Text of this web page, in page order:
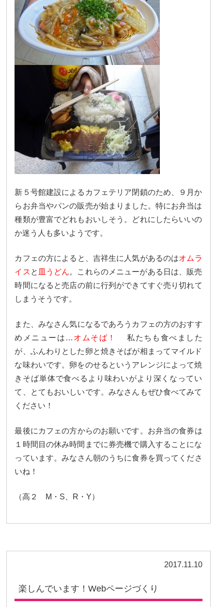
新５号館建設によるカフェテリア閉鎖のため、
９月か
らお弁当やパンの販売が始まりました。 特にお弁当は
種類が豊富でどれもおいしそう。 どれにしたらいいの
か迷う人も多いようです。
カフェの方によると、吉祥生に人気があるのはオムラ
イス と 皿う どん。これらのメニューがある日は、 販売
時間になると売店の前に行列ができてすぐ売り切れて
しまうそ うです。
また、みなさん気になるであろうカフェの方のおすす
めメニューは… オムそば！
私たちも食べました
が、 ふんわりとした卵と焼きそばが相まってマイルド
な味わいです。 卵をのせるというアレンジによって焼
きそば単体で食べるより味わいがより深くなってい
て、とてもおいしいです。 みなさんもぜひ食べてみて
ください！
最後にカフェの方からのお願いです。お弁当の食券は
１時間目の休み時間までに券売機で購入することにな
っています。みなさん朝のうちに食券を買ってくださ
いね！
（高２ M ・ S R ・Y）
2017.11.10
楽しんでいます！Webページづくり